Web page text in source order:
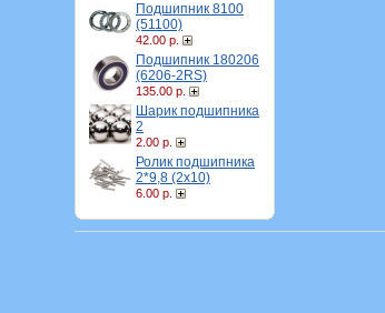
Подшипник 8100
(51100)
42.00 р.
Подшипник 180206
(6206-2RS)
135.00 р.
Шарик подшипника
2
2.00 р.
Ролик подшипника
2*9,8 (2х10)
6.00 р.